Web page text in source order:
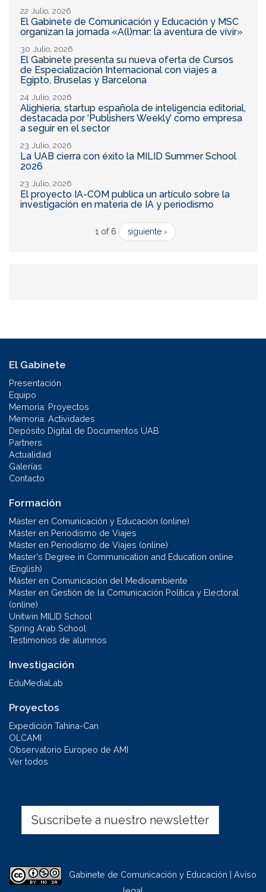
22 Julio, 2026
El Gabinete de Comunicación y Educación y MSC
organizan la jornada «A(l)mar: la aventura de vivir»
30 Julio, 2026
El Gabinete presenta su nueva oferta de Cursos
de Especialización Internacional con viajes a
Egipto, Bruselas y Barcelona
24 Julio, 2026
Alighieria, startup española de inteligencia editorial,
destacada por ‘Publishers Weekly’ como empresa
a seguir en el sector
23 Julio, 2026
La UAB cierra con éxito la MILID Summer School
2026
23 Julio, 2026
El proyecto IA-COM publica un artículo sobre la
investigación en materia de IA y periodismo
1 of 6 siguiente ›
El Gabinete
Presentación
Equipo
Memoria: Proyectos
Memoria: Actividades
Depósito Digital de Documentos UAB
Partners
Actualidad
Galerías
Contacto
Formación
Máster en Comunicación y Educación (online)
Máster en Periodismo de Viajes
Máster en Periodismo de Viajes (online)
Master's Degree in Communication and Education online
(English)
Máster en Comunicación del Medioambiente
Máster en Gestión de la Comunicación Política y Electoral
(online)
Unitwin MILID School
Spring Arab School
Testimonios de alumnos
Investigación
EduMediaLab
Proyectos
Expedición Tahina-Can
OLCAMI
Observatorio Europeo de AMI
Ver todos
Suscríbete a nuestro newsletter
Gabinete de Comunicación y Educación | Aviso